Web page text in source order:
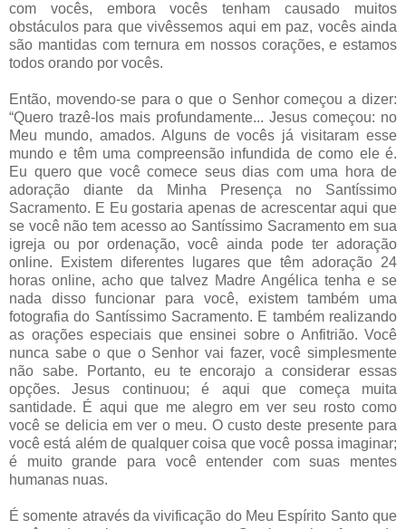
com vocês, embora vocês tenham causado muitos
obstáculos para que vivêssemos aqui em paz, vocês ainda
são mantidas com ternura em nossos corações, e estamos
todos orando por vocês.
Então, movendo-se para o que o Senhor começou a dizer:
“Quero trazê-los mais profundamente... Jesus começou: no
Meu mundo, amados. Alguns de vocês já visitaram esse
mundo e têm uma compreensão infundida de como ele é.
Eu quero que você comece seus dias com uma hora de
adoração diante da Minha Presença no Santíssimo
Sacramento. E Eu gostaria apenas de acrescentar aqui que
se você não tem acesso ao Santíssimo Sacramento em sua
igreja ou por ordenação, você ainda pode ter adoração
online. Existem diferentes lugares que têm adoração 24
horas online, acho que talvez Madre Angélica tenha e se
nada disso funcionar para você, existem também uma
fotografia do Santíssimo Sacramento. E também realizando
as orações especiais que ensinei sobre o Anfitrião. Você
nunca sabe o que o Senhor vai fazer, você simplesmente
não sabe. Portanto, eu te encorajo a considerar essas
opções. Jesus continuou; é aqui que começa muita
santidade. É aqui que me alegro em ver seu rosto como
você se delicia em ver o meu. O custo deste presente para
você está além de qualquer coisa que você possa imaginar;
é muito grande para você entender com suas mentes
humanas nuas.
É somente através da vivificação do Meu Espírito Santo que